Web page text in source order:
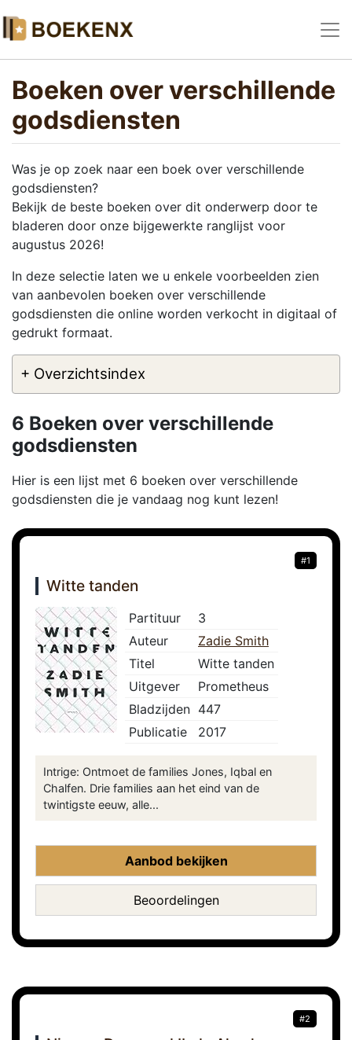
Boeken over verschillende
godsdiensten
Was je op zoek naar een boek over verschillende
godsdiensten?
Bekijk de beste boeken over dit onderwerp door te
bladeren door onze bijgewerkte ranglijst voor
augustus 2026!
In deze selectie laten we u enkele voorbeelden zien
van aanbevolen boeken over verschillende
godsdiensten die online worden verkocht in digitaal of
gedrukt formaat.
+ Overzichtsindex
6 Boeken over verschillende
godsdiensten
Hier is een lijst met 6 boeken over verschillende
godsdiensten die je vandaag nog kunt lezen!
#1
Witte tanden
Partituur
3
Auteur
Zadie Smith
Titel
Witte tanden
Uitgever
Prometheus
Bladzijden 447
Publicatie
2017
Intrige: Ontmoet de families Jones, Iqbal en
Chalfen. Drie families aan het eind van de
twintigste eeuw, alle...
Aanbod bekijken
Beoordelingen
#2